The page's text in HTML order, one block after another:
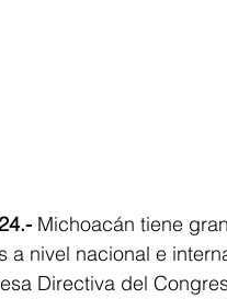
Michoacán tiene
a nivel nacional e
Directiva del